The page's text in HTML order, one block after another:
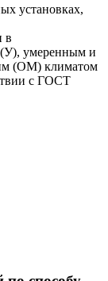
установках,
в
(У), умеренным и
(ОМ) климатом
с ГОСТ